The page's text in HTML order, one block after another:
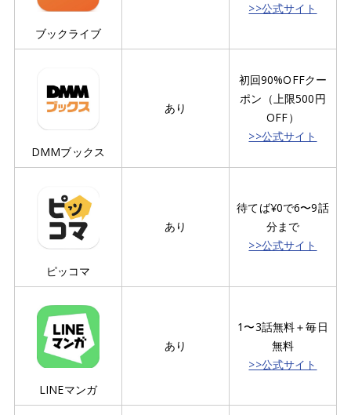
ブックライブ
>>公式サイト
DMMブックス
あり
初回90%OFFクー
ポン（上限500円
OFF）
>>公式サイト
ピッコマ
あり
待てば¥0で6〜9話
分まで
>>公式サイト
LINEマンガ
あり
1〜3話無料＋毎日
無料
>>公式サイト